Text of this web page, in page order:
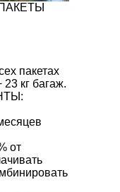
пакетах
23 кг багаж.
от